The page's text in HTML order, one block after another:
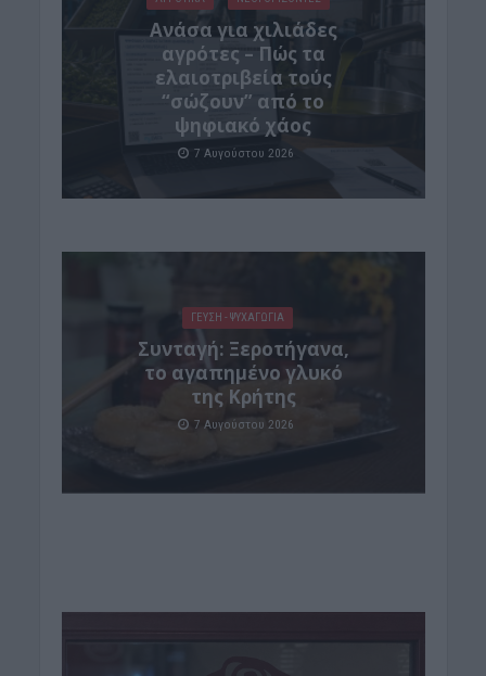
Ανάσα για χιλιάδες
αγρότες – Πώς τα
ελαιοτριβεία τούς
“σώζουν” από το
ψηφιακό χάος
7 Αυγούστου 2026
ΓΕΎΣΗ - ΨΥΧΑΓΩΓΊΑ
Συνταγή: Ξεροτήγανα,
το αγαπημένο γλυκό
της Κρήτης
7 Αυγούστου 2026